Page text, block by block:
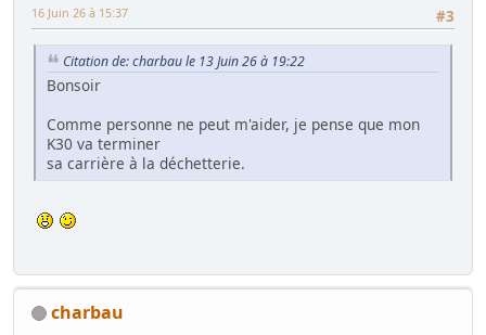
#3
16 Juin 26 à 15:37
Citation de: charbau le 13 Juin 26 à 19:22
Bonsoir
Comme personne ne peut m'aider, je pense que mon
K30 va terminer
sa carrière à la déchetterie.
charbau